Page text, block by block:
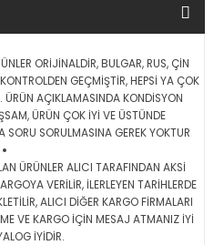
ORİJİNALDİR, BULGAR, RUS, ÇİN
GEÇMİŞTİR, HEPSİ YA ÇOK
ÜRÜN AÇIKLAMASINDA KONDİSYON
ÜRÜN ÇOK İYİ VE ÜSTÜNDE
SORULMASINA GEREK YOKTUR
ÜRÜNLER ALICI TARAFINDAN AKSİ
VERİLİR, İLERLEYEN TARİHLERDE
ALICI DİĞER KARGO FİRMALARI
VE KARGO İÇİN MESAJ ATMANIZ İYİ
İYİDİR.